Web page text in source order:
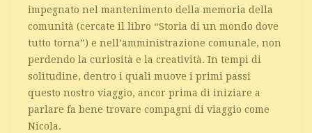
impegnato nel mantenimento della memoria della
comunità (cercate il libro “Storia di un mondo dove
tutto torna”) e nell’amministrazione comunale, non
perdendo la curiosità e la creatività. In tempi di
solitudine, dentro i quali muove i primi passi
questo nostro viaggio, ancor prima di iniziare a
parlare fa bene trovare compagni di viaggio come
Nicola.